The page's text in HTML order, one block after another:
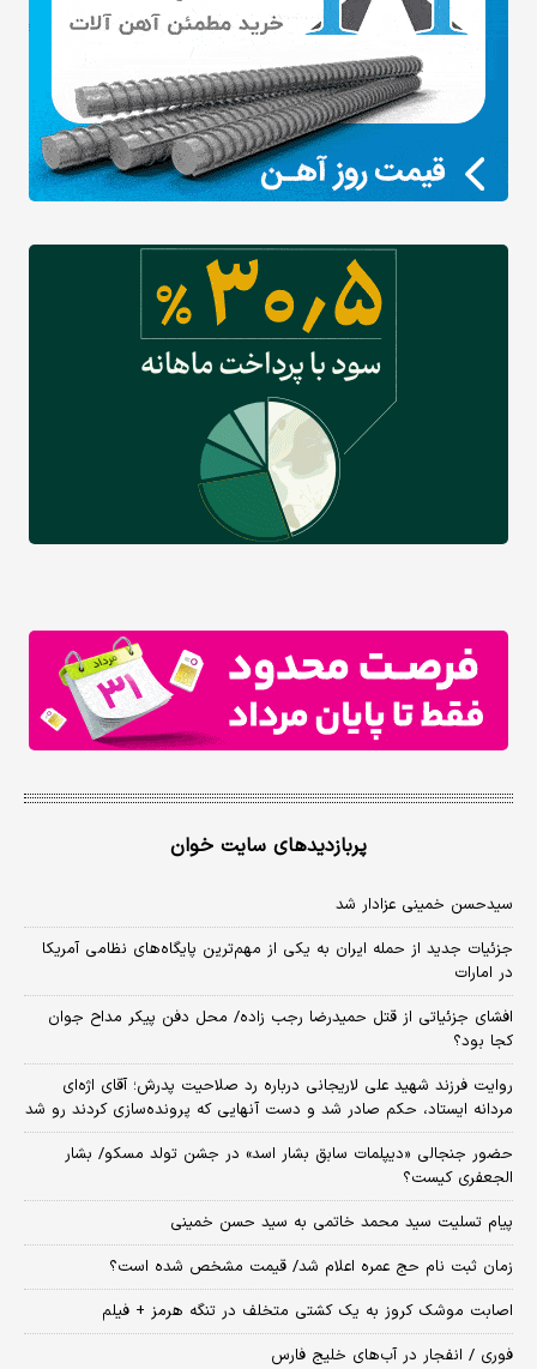
پربازدیدهای سایت خوان
سیدحسن خمینی عزادار شد
جزئیات جدید از حمله ایران به یکی از مهم‌ترین پایگاه‌های نظامی آمریکا
در امارات
افشای جزئیاتی از قتل حمیدرضا رجب زاده/ محل دفن پیکر مداح جوان
کجا بود؟
روایت فرزند شهید علی لاریجانی درباره رد صلاحیت پدرش؛ آقای اژه‌ای
مردانه ایستاد، حکم صادر شد و دست آنهایی که پرونده‌سازی کردند رو شد
حضور جنجالی «دیپلمات سابق بشار اسد» در جشن تولد مسکو/ بشار
الجعفری کیست؟
پیام تسلیت سید محمد خاتمی به سید حسن خمینی
زمان ثبت‌ نام حج عمره اعلام شد/ قیمت مشخص شده است؟
اصابت موشک کروز به یک کشتی متخلف در تنگه هرمز + فیلم
فوری / انفجار در آب‌های خلیج فارس